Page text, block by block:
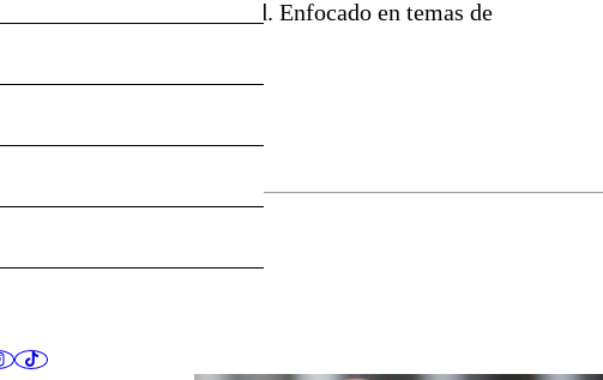
Europea de Madrid. Enfocado en temas de
Torres